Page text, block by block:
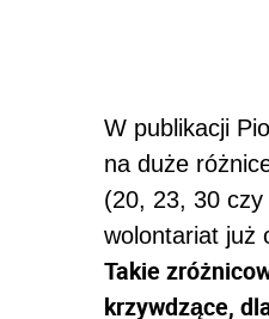
W publikacji
na duże
(20, 23, 30 czy
wolontariat już
Takie
krzywdzące,